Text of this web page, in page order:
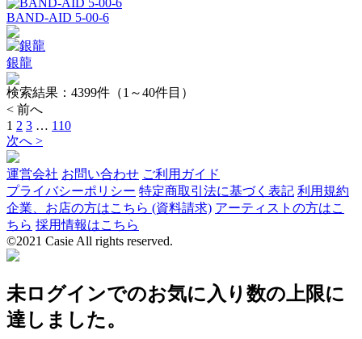
BAND-AID 5-00-6
銀龍
検索結果： 4399件（1～40件目）
< 前へ
1 2 3 … 110
次へ >
運営会社 お問い合わせ ご利用ガイド
プライバシーポリシー 特定商取引法に基づく表記 利用規約
企業、お店の方はこちら (資料請求) アーティストの方はこ
ちら 採用情報はこちら
©2021 Casie All rights reserved.
未ログインでのお気に入り数の上限に
達しました。